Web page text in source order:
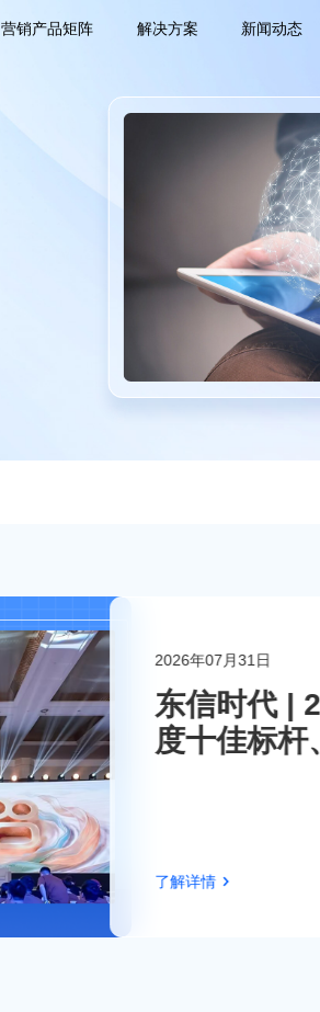
营销产品矩阵 解决方案 新闻动态
联系东信
2026年07月31日
东信时代 |
度十佳标杆
了解详情